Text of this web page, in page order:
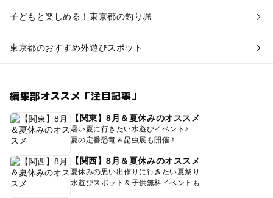
子どもと楽しめる！東京都の釣り堀
東京都のおすすめ外遊びスポット
編集部オススメ「注目記事」
【関東】8月＆夏休みのオススメ
暑い夏に行きたい水遊びイベント♪
夏の定番恐竜＆昆虫展も開催！
【関西】8月＆夏休みのオススメ
夏休みの思い出作りに行きたい夏祭り
水遊びスポット＆子供無料イベントも